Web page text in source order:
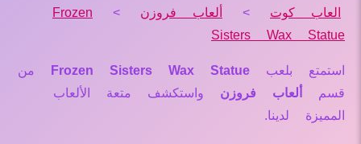
العاب كوت > ألعاب فروزن >
Frozen
Sisters Wax Statue
استمتع بلعب Frozen Sisters Wax Statue من
قسم
ألعاب فروزن واستكشف متعة الألعاب
المميزة لدينا.